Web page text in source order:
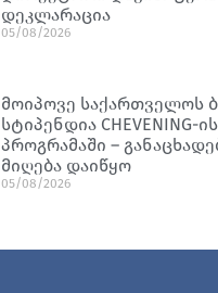
დეკლარაცია
05/08/2026
მოიპოვე საქართველოს
სტიპენდია CHEVENING-ის
პროგრამაში –
მიღება დაიწყო
05/08/2026